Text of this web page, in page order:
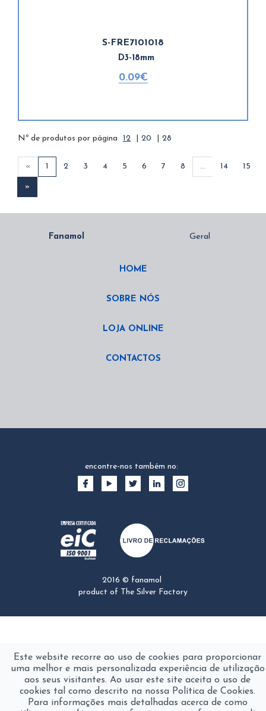
S-FRE7101018
D3-18mm
0.09€
Nº de produtos por página 12 20 28
« 1 2 3 4 5 6 7 8 ... 14 15
»
HOME
SOBRE NÓS
LOJA ONLINE
CONTACTOS
encontre-nos também no:
2016 © fanamol
product of
The Silver Factory
Este website recorre ao uso de cookies para proporcionar
uma melhor e mais personalizada experiência de utilização
aos seus visitantes. Ao usar este site aceita o uso de
cookies tal como descrito na nossa Política de Cookies.
Para informações mais detalhadas acerca de como